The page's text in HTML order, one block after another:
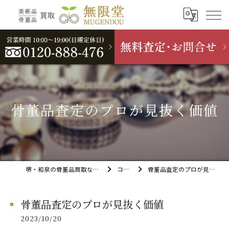
骨董品査定のプロが見抜く価値
堺・和泉の骨董品買取なら無限堂 コラム 骨董品査定のプロが見抜く価値
骨董品査定のプロが見抜く価値
2023/10/20